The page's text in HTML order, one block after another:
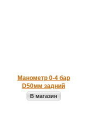
Манометр 0-4 бар
D50мм задний
В магазин